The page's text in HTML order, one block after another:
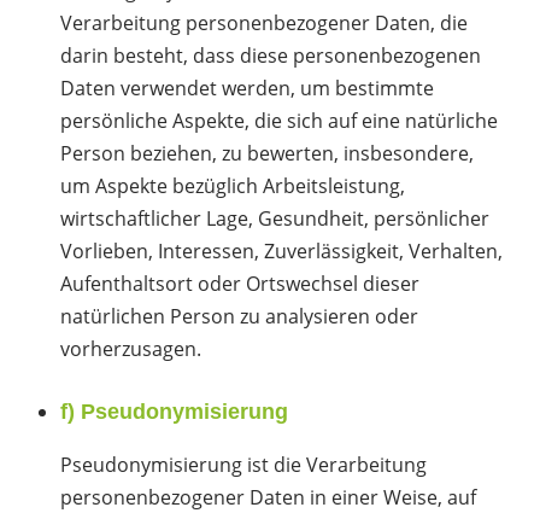
Verarbeitung personenbezogener Daten, die
darin besteht, dass diese personenbezogenen
Daten verwendet werden, um bestimmte
persönliche Aspekte, die sich auf eine natürliche
Person beziehen, zu bewerten, insbesondere,
um Aspekte bezüglich Arbeitsleistung,
wirtschaftlicher Lage, Gesundheit, persönlicher
Vorlieben, Interessen, Zuverlässigkeit, Verhalten,
Aufenthaltsort oder Ortswechsel dieser
natürlichen Person zu analysieren oder
vorherzusagen.
f) Pseudonymisierung
Pseudonymisierung ist die Verarbeitung
personenbezogener Daten in einer Weise, auf